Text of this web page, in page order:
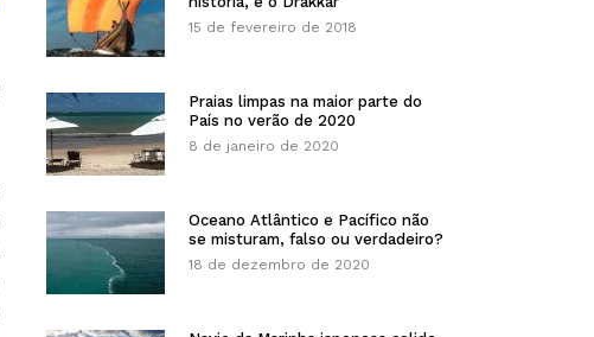
15 de fevereiro de 2018
Praias limpas na maior parte do
País no verão de 2020
8 de janeiro de 2020
Oceano Atlântico e Pacífico não
se misturam, falso ou verdadeiro?
18 de dezembro de 2020